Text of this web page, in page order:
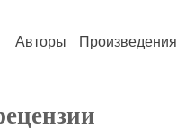
Авторы Произведения